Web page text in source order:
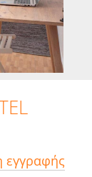
εγγραφής